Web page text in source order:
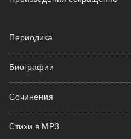
Периодика
Биографии
Сочинения
Стихи в MP3